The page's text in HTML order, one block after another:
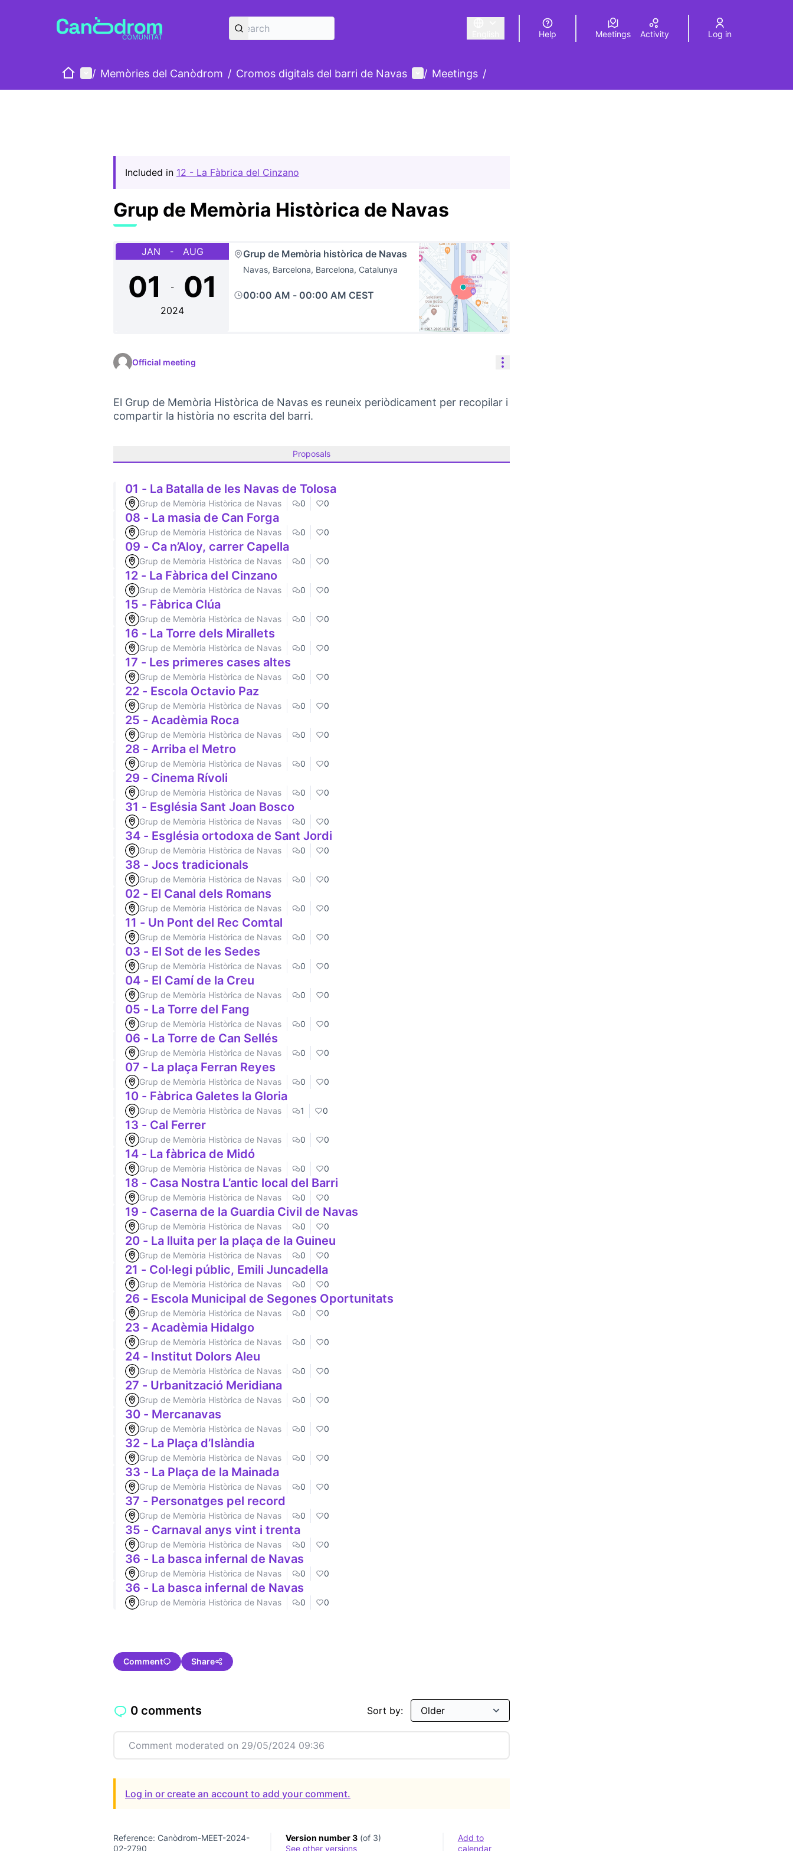
Triar la llengua Elegir el idiomaChoose language
Help Meetings Activity Log in
HomeMain menu
/ Memòries del Canòdrom / Cromos digitals del barri de Navas User menu
/ Meetings /
Included in 12 - La Fàbrica del Cinzano
Grup de Memòria Històrica de Navas
JAN - AUG
01 - 01
2024
Grup de Memòria històrica de Navas
Navas, Barcelona, Barcelona, Catalunya
00:00 AM - 00:00 AM CEST
Official meeting Resource controls
El Grup de Memòria Històrica de Navas es reuneix periòdicament per recopilar i
compartir la història no escrita del barri.
Proposals
01 - La Batalla de les Navas de Tolosa
Grup de Memòria Històrica de Navas 0 0
08 - La masia de Can Forga
Grup de Memòria Històrica de Navas 0 0
09 - Ca n’Aloy, carrer Capella
Grup de Memòria Històrica de Navas 0 0
12 - La Fàbrica del Cinzano
Grup de Memòria Històrica de Navas 0 0
15 - Fàbrica Clúa
Grup de Memòria Històrica de Navas 0 0
16 - La Torre dels Mirallets
Grup de Memòria Històrica de Navas 0 0
17 - Les primeres cases altes
Grup de Memòria Històrica de Navas 0 0
22 - Escola Octavio Paz
Grup de Memòria Històrica de Navas 0 0
25 - Acadèmia Roca
Grup de Memòria Històrica de Navas 0 0
28 - Arriba el Metro
Grup de Memòria Històrica de Navas 0 0
29 - Cinema Rívoli
Grup de Memòria Històrica de Navas 0 0
31 - Església Sant Joan Bosco
Grup de Memòria Històrica de Navas 0 0
34 - Església ortodoxa de Sant Jordi
Grup de Memòria Històrica de Navas 0 0
38 - Jocs tradicionals
Grup de Memòria Històrica de Navas 0 0
02 - El Canal dels Romans
Grup de Memòria Històrica de Navas 0 0
11 - Un Pont del Rec Comtal
Grup de Memòria Històrica de Navas 0 0
03 - El Sot de les Sedes
Grup de Memòria Històrica de Navas 0 0
04 - El Camí de la Creu
Grup de Memòria Històrica de Navas 0 0
05 - La Torre del Fang
Grup de Memòria Històrica de Navas 0 0
06 - La Torre de Can Sellés
Grup de Memòria Històrica de Navas 0 0
07 - La plaça Ferran Reyes
Grup de Memòria Històrica de Navas 0 0
10 - Fàbrica Galetes la Gloria
Grup de Memòria Històrica de Navas 1 0
13 - Cal Ferrer
Grup de Memòria Històrica de Navas 0 0
14 - La fàbrica de Midó
Grup de Memòria Històrica de Navas 0 0
18 - Casa Nostra L’antic local del Barri
Grup de Memòria Històrica de Navas 0 0
19 - Caserna de la Guardia Civil de Navas
Grup de Memòria Històrica de Navas 0 0
20 - La lluita per la plaça de la Guineu
Grup de Memòria Històrica de Navas 0 0
21 - Col·legi públic, Emili Juncadella
Grup de Memòria Històrica de Navas 0 0
26 - Escola Municipal de Segones Oportunitats
Grup de Memòria Històrica de Navas 0 0
23 - Acadèmia Hidalgo
Grup de Memòria Històrica de Navas 0 0
24 - Institut Dolors Aleu
Grup de Memòria Històrica de Navas 0 0
27 - Urbanització Meridiana
Grup de Memòria Històrica de Navas 0 0
30 - Mercanavas
Grup de Memòria Històrica de Navas 0 0
32 - La Plaça d’Islàndia
Grup de Memòria Històrica de Navas 0 0
33 - La Plaça de la Mainada
Grup de Memòria Històrica de Navas 0 0
37 - Personatges pel record
Grup de Memòria Històrica de Navas 0 0
35 - Carnaval anys vint i trenta
Grup de Memòria Històrica de Navas 0 0
36 - La basca infernal de Navas
Grup de Memòria Històrica de Navas 0 0
36 - La basca infernal de Navas
Grup de Memòria Històrica de Navas 0 0
Comment Share
0 comments Sort by:
Comment moderated on 29/05/2024 09:36
Log in or create an account to add your comment.
Reference: Canòdrom-MEET-2024-
02-2790
Version number 3 (of 3)
see other versions
Add to
calendar